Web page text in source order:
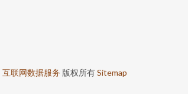
互联网数据服务 版权所有Sitemap